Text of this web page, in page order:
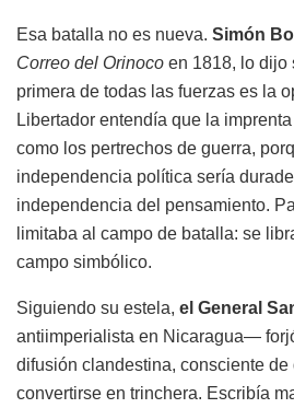
Esa batalla no es nueva. Simón
Correo del Orinoco en 1818, lo dijo
primera de todas las fuerzas es la
Libertador entendía que la
como los pertrechos de guerra,
independencia política sería
independencia del pensamiento.
limitaba al campo de batalla: se
campo simbólico.
Siguiendo su estela, el General
antiimperialista en Nicaragua—
difusión clandestina, consciente
convertirse en trinchera. Escribía